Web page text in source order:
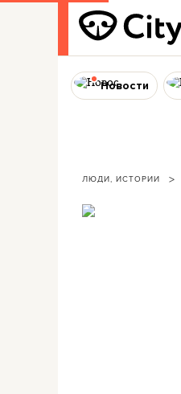
Новости
ЛЮДИ, ИСТОРИИ